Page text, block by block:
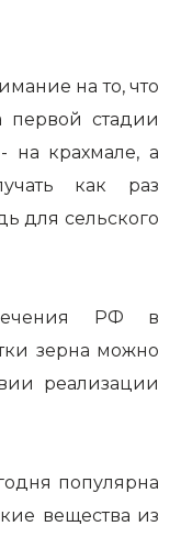
на то, что
первой стадии
на крахмале, а
как раз
для сельского
РФ в
зерна можно
реализации
популярна
вещества из